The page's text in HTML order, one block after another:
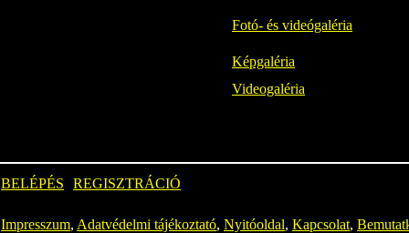
Fotó- és videógaléria
Képgaléria
Videogaléria
BELÉPÉS REGISZTRÁCIÓ
Impresszum, Adatvédelmi tájékoztató, Nyitóoldal, Kapcsolat,